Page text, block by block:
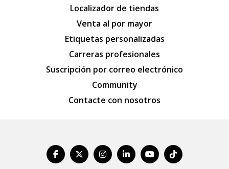
Localizador de tiendas
Venta al por mayor
Etiquetas personalizadas
Carreras profesionales
Suscripción por correo electrónico
Community
Contacte con nosotros